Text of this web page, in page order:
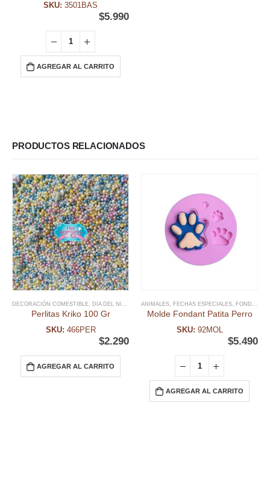
SKU: 3501BAS
$5.990
AGREGAR AL CARRITO
PRODUCTOS RELACIONADOS
DECORACIÓN COMESTIBLE DIA DEL NIÑO Y TEMATICAS FECHAS ESPECIALES MIX
Perlitas Kriko 100 Gr
SKU: 466PER
$2.290
AGREGAR AL CARRITO
ANIMALES FECHAS ESPECIALES FONDANT
Molde Fondant Patita Perro
SKU: 92MOL
$5.490
AGREGAR AL CARRITO